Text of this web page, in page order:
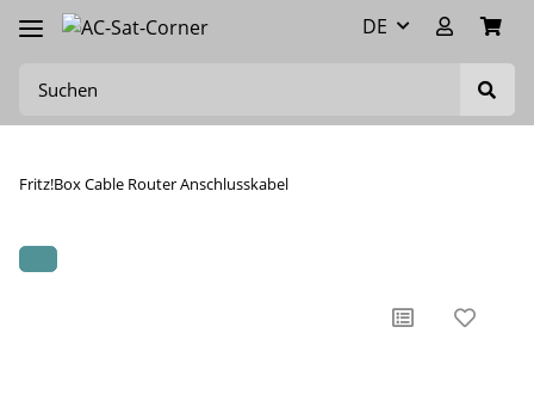
DE
Fritz!Box Cable Router Anschlusskabel